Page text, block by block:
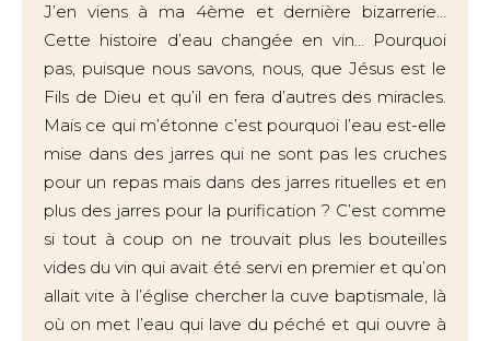
J’en viens à ma 4ème et dernière bizarrerie…
Cette histoire d’eau changée en vin… Pourquoi
pas, puisque nous savons, nous, que Jésus est le
Fils de Dieu et qu’il en fera d’autres des miracles.
Mais ce qui m’étonne c’est pourquoi l’eau est-elle
mise dans des jarres qui ne sont pas les cruches
pour un repas mais dans des jarres rituelles et en
plus des jarres pour la purification ? C’est comme
si tout à coup on ne trouvait plus les bouteilles
vides du vin qui avait été servi en premier et qu’on
allait vite à l’église chercher la cuve baptismale, là
où on met l’eau qui lave du péché et qui ouvre à